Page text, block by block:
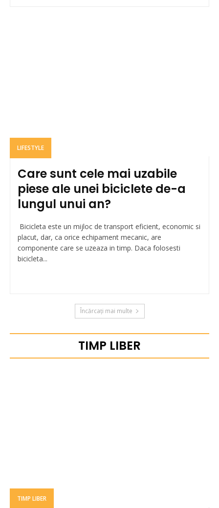
LIFESTYLE
Care sunt cele mai uzabile
piese ale unei biciclete de-a
lungul unui an?
Bicicleta este un mijloc de transport eficient, economic si
placut, dar, ca orice echipament mecanic, are
componente care se uzeaza in timp. Daca folosesti
bicicleta...
Încărcați mai multe
TIMP LIBER
TIMP LIBER